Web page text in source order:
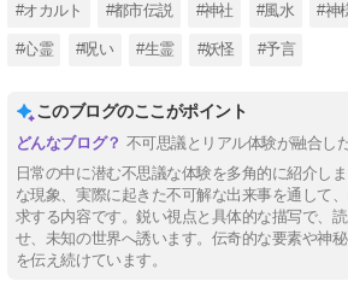
#オカルト #都市伝説 #神社 #風水 #神
#心霊 #呪い #生霊 #妖怪 #予言
このブログのここがポイント
不可思議とリアル体験が融合し
日常の中に潜む不思議な体験を多角的に紹介し
な現象、実際に起きた不可解な出来事を通して
求する内容です。鋭い視点と具体的な描写で、
せ、未知の世界へ誘います。伝奇的な要素や神
を伝え続けています。